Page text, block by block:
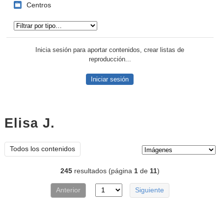
Centros
Inicia sesión para aportar contenidos, crear listas de
reproducción...
Iniciar sesión
Elisa J.
Todos los contenidos
245resultados (página 1de 11)
Anterior Siguiente